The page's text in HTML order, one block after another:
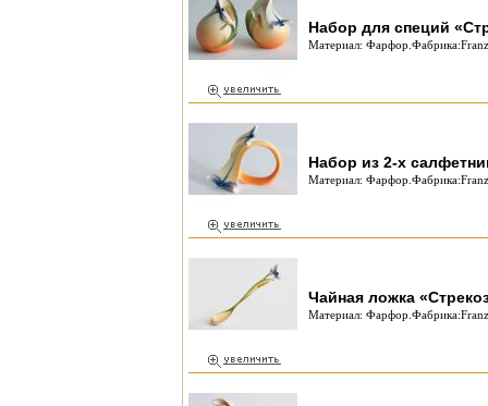
Набор для специй
Материал:
Набор из 2-х
Материал:
Чайная ложка
Материал: